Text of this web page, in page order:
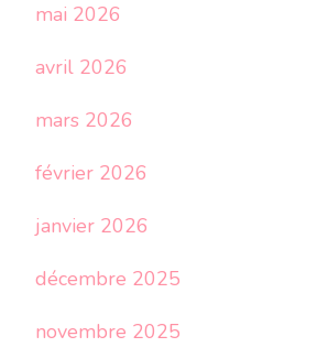
mai 2026
avril 2026
mars 2026
février 2026
janvier 2026
décembre 2025
novembre 2025